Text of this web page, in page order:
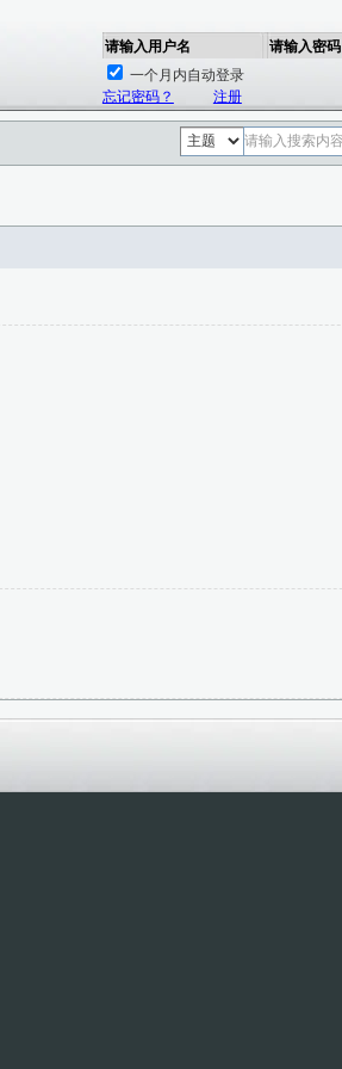
请输入用户名
请输入密码
一个月内自动登录
忘记密码？
注册